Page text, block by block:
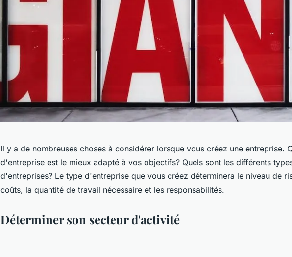
Il y a de nombreuses choses à considérer lorsque vous créez une entreprise.
d'entreprise est le mieux adapté à vos objectifs? Quels sont les différents
d'entreprises? Le type d'entreprise que vous créez déterminera le niveau de
coûts, la quantité de travail nécessaire et les responsabilités.
Déterminer son secteur d'activité